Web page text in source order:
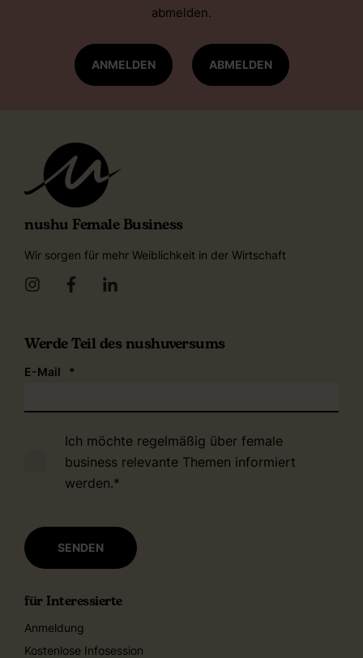
abmelden.
ANMELDEN ABMELDEN
nushu Female Business
Wir sorgen für mehr Weiblichkeit in der Wirtschaft
Werde Teil des nushuversums
E-Mail *
Ich möchte regelmäßig über female
business relevante Themen informiert
werden.*
für Interessierte
Anmeldung
Kostenlose Infosession